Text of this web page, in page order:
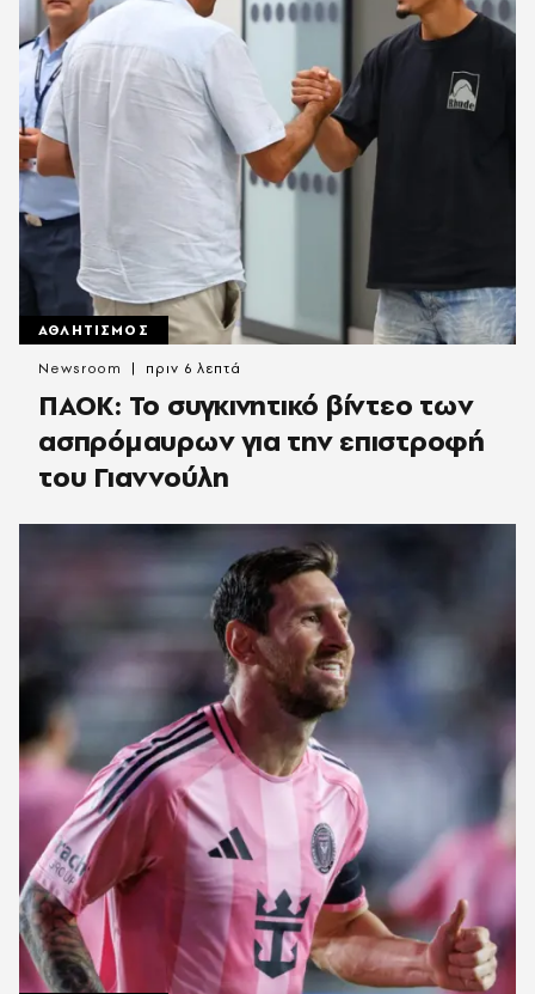
ΑΘΛΗΤΙΣΜΟΣ
ΠΑΟΚ: Το συγκινητικό βίντεο των
ασπρόμαυρων για την επιστροφή
του Γιαννούλη
Newsroom πριν 6 λεπτά